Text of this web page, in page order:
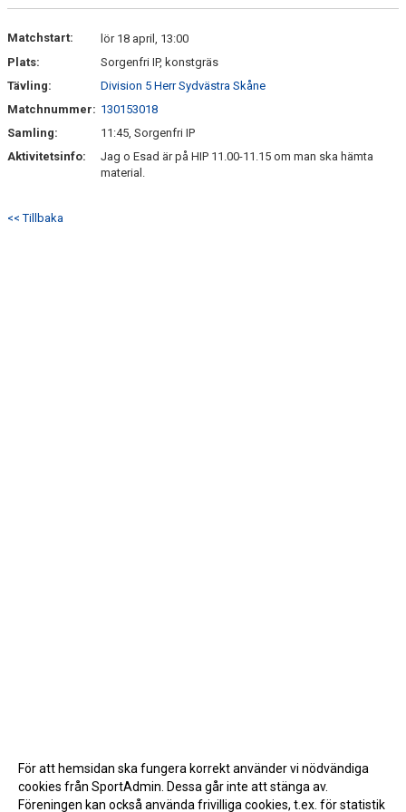
KONTAKT
Matchstart:
lör 18 april, 13:00
Plats:
Sorgenfri IP, konstgräs
Tävling:
Division 5 Herr Sydvästra Skåne
Matchnummer: 130153018
Samling:
11:45, Sorgenfri IP
Aktivitetsinfo:
Jag o Esad är på HIP 11.00-11.15 om man ska hämta
material.
<< Tillbaka
För att hemsidan ska fungera korrekt använder vi nödvändiga
cookies från SportAdmin. Dessa går inte att stänga av.
Föreningen kan också använda frivilliga cookies, t.ex. för statistik